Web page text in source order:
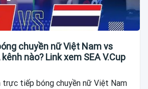
chuyền nữ Việt Nam vs
nào? Link xem SEA V.Cup
trực tiếp bóng chuyền nữ Việt Nam